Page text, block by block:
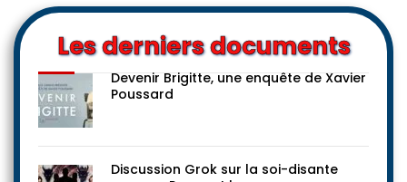
Les derniers documents
Devenir Brigitte, une enquête de Xavier
Poussard
Discussion Grok sur la soi-disante